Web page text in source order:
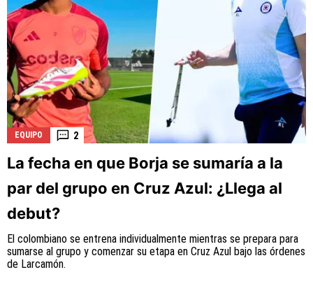
EQUIPO 2
La fecha en que Borja se sumaría a la
par del grupo en Cruz Azul: ¿Llega al
debut?
El colombiano se entrena individualmente mientras se prepara para
sumarse al grupo y comenzar su etapa en Cruz Azul bajo las órdenes
de Larcamón.